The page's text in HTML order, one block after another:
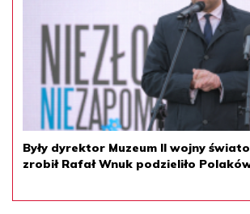
Były dyrektor Muzeum II wojny
zrobił Rafał Wnuk podzieliło